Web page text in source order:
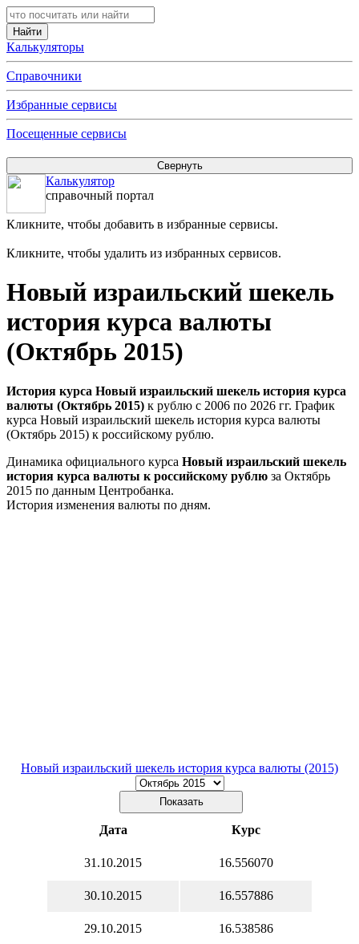
Калькуляторы
Справочники
Избранные сервисы
Посещенные сервисы
Калькулятор
справочный портал
Кликните, чтобы добавить в избранные сервисы.
Кликните, чтобы удалить из избранных сервисов.
Новый израильский шекель
история курса валюты
(Октябрь 2015)
История курса Новый израильский шекель история курса
валюты (Октябрь 2015) к рублю с 2006 по 2026 гг. График
курса Новый израильский шекель история курса валюты
(Октябрь 2015) к российскому рублю.
Динамика официального курса Новый израильский шекель
история курса валюты к российскому рублю за Октябрь
2015 по данным Центробанка.
История изменения валюты по дням.
Новый израильский шекель история курса валюты (2015)
Дата Курс
31.10.2015 16.556070
30.10.2015 16.557886
29.10.2015 16.538586